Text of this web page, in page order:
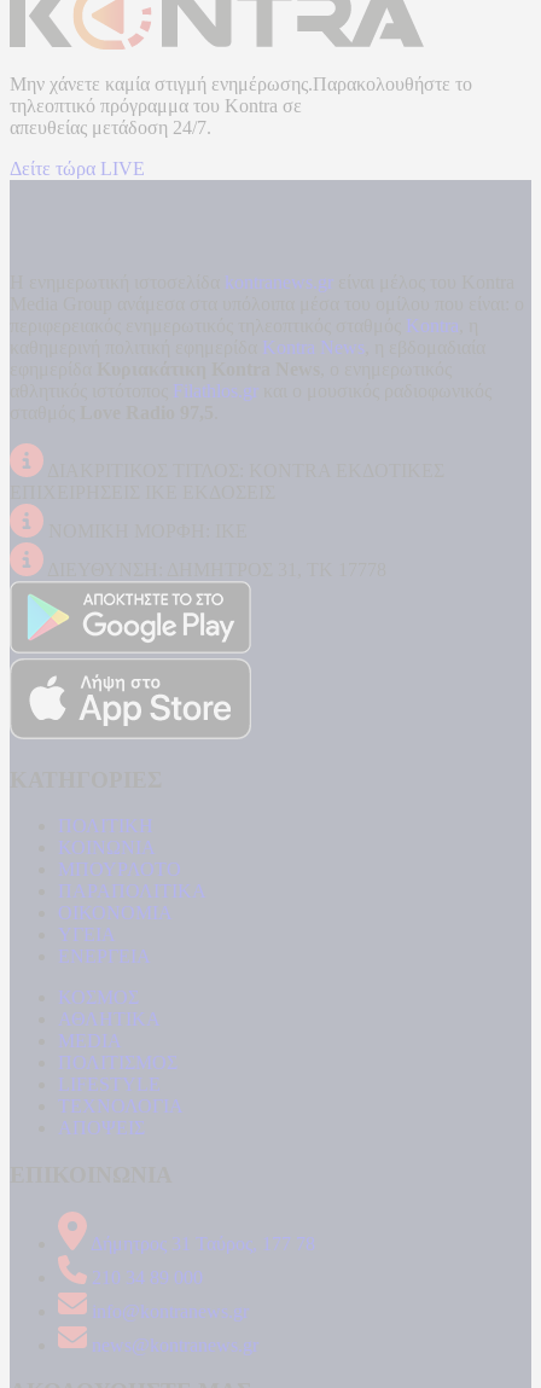
Μην χάνετε καμία στιγμή ενημέρωσης.Παρακολουθήστε το
τηλεοπτικό πρόγραμμα του Kontra σε
απευθείας μετάδοση 24/7.
Δείτε τώρα LIVE
kontranews.gr
Kontra
Kontra News
Filathlos.gr
ΠΟΛΙΤΙΚΗ
ΚΟΙΝΩΝΙΑ
ΜΠΟΥΡΛΟΤΟ
ΠΑΡΑΠΟΛΙΤΙΚΑ
ΟΙΚΟΝΟΜΙΑ
ΥΓΕΙΑ
ΕΝΕΡΓΕΙΑ
ΚΟΣΜΟΣ
ΑΘΛΗΤΙΚΑ
MEDIA
ΠΟΛΙΤΙΣΜΟΣ
LIFESTYLE
ΤΕΧΝΟΛΟΓΙΑ
ΑΠΟΨΕΙΣ
Δήμητρος 31 Ταύρος, 177 78
210 34 89 000
info@kontranews.gr
news@kontranews.gr